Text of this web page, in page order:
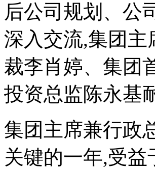
后公司规划、公
深入交流,集团
裁李肖婷、集团
投资总监陈永基
集团主席兼行政
关键的一年,受